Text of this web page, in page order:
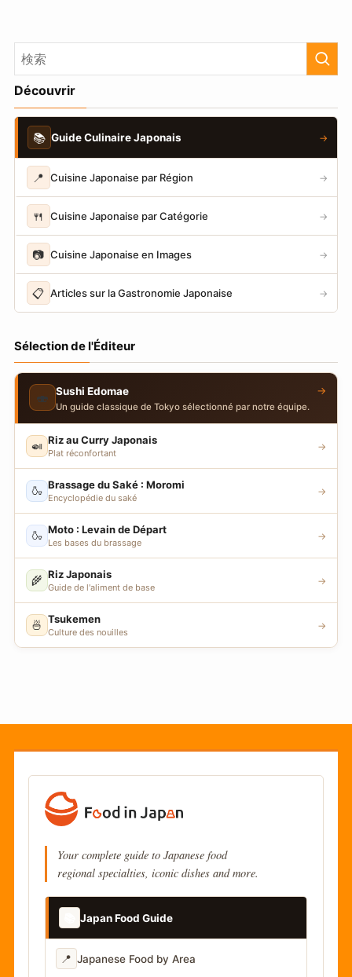
Découvrir
📚 Guide Culinaire Japonais →
📍 Cuisine Japonaise par Région →
🍴 Cuisine Japonaise par Catégorie →
📷 Cuisine Japonaise en Images →
📋 Articles sur la Gastronomie Japonaise →
Sélection de l'Éditeur
🍣 Sushi Edomae
Un guide classique de Tokyo sélectionné par notre équipe.
→
🍛 Riz au Curry Japonais
Plat réconfortant
→
🍶 Brassage du Saké : Moromi
Encyclopédie du saké
→
🍶 Moto : Levain de Départ
Les bases du brassage
→
🌾 Riz Japonais
Guide de l'aliment de base
→
🍜 Tsukemen
Culture des nouilles
→
Your complete guide to Japanese food
regional specialties, iconic dishes and more.
Japan Food Guide
📍 Japanese Food by Area